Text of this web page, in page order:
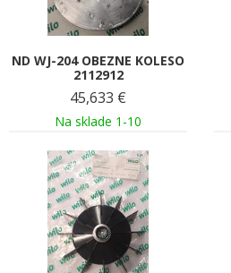
ND WJ-204 OBEZNE KOLESO
2112912
45,633 €
Na sklade 1-10